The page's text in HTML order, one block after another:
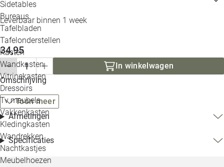
Sidetables
Bureaus
Tafelbladen
Tafelonderstellen
Kasten
Wandkasten
Vitrinekasten
Dressoirs
Tv meubels
Vakkenkasten
Kledingkasten
Wandrekken
Nachtkastjes
Meubelhoezen
Leverbaar binnen 1 week
34,95
In winkelwagen
Omschrijving
Toon meer
Afmetingen
Specificaties